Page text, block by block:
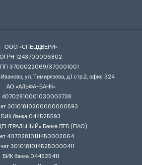
ООО «СПЕЦДВЕРИ»
ОГРН 1243700006802
3700022069/370001001
ул. Тимирязева, д.1 стр.2, офис 324
АО «АЛЬФА-БАНК»
30101810200000000593
БИК банка 044525593
Банка ВТБ (ПАО)
40702810111450002064
30101810145250000411
БИК банка 044525411